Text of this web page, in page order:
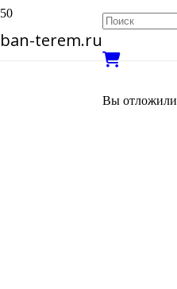
ban-terem.ru
Вы отложили